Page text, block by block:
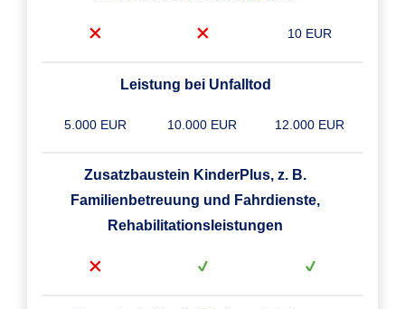
10 EUR
Leistung bei Unfalltod
5.000 EUR 10.000 EUR 12.000 EUR
Zusatzbaustein KinderPlus, z. B.
Familienbetreuung und Fahrdienste,
Rehabilitationsleistungen